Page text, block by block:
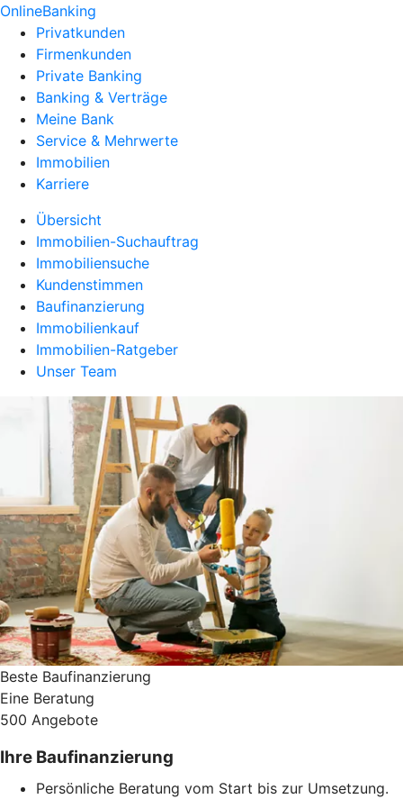
OnlineBanking
Privatkunden
Firmenkunden
Private Banking
Banking & Verträge
Meine Bank
Service & Mehrwerte
Immobilien
Karriere
Übersicht
Immobilien-Suchauftrag
Immobiliensuche
Kundenstimmen
Baufinanzierung
Immobilienkauf
Immobilien-Ratgeber
Unser Team
Beste Baufinanzierung
Eine Beratung
500 Angebote
Ihre Baufinanzierung
Persönliche Beratung vom Start bis zur Umsetzung.